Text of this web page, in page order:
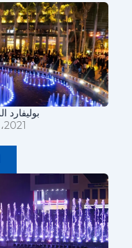
بوليفارد
2021، الرياض، السعودية